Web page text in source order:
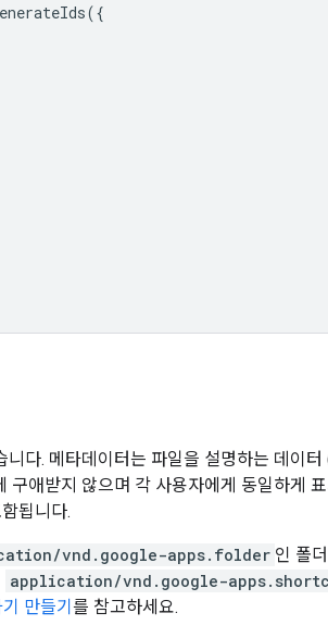
({
니다. 메타데이터는 파일을 설명하는 데이터
구애받지 않으며 각 사용자에게 동일하게
됩니다.
vnd.google-apps.folder 인 폴
application/vnd.google-
만들기 를 참고하세요.